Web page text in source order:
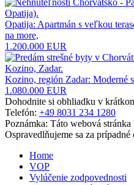
Opatija: Apartmán s veľkou
na more,
1.200.000 EUR
Kozino, región Zadar: Moderné
1.080.000 EUR
Dohodnite si obhliadku v
Telefón: +49 8031 234 1280
Poznámka: Táto webová
Ospravedlňujeme sa za prípadné
Home
VOP
Vylúčenie zodpovednosti